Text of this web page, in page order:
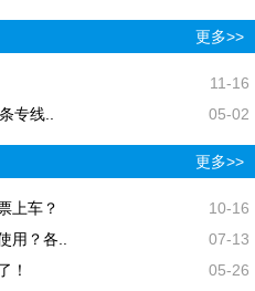
更多>>
11-16
专线..
05-02
更多>>
上车？
10-16
用？各..
07-13
！
05-26